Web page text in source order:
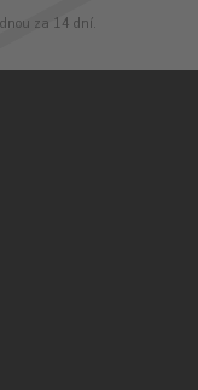
za 14 dní.